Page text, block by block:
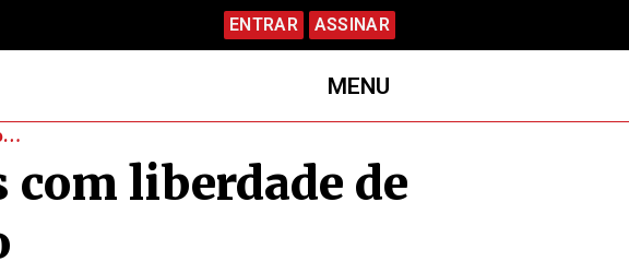
ENTRAR ASSINAR
MENU
liberdade de